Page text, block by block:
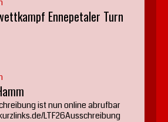
Ennepetaler Turn
ist nun online abrufbar
LTF26Ausschreibung